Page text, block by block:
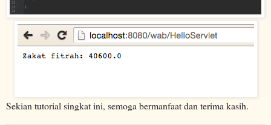
Sekian tutorial singkat ini, semoga bermanfaat dan terima kasih.